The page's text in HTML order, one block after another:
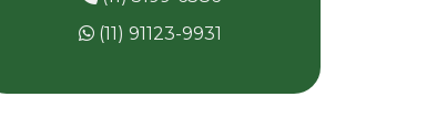
Uniformes operacionais sp
(11) 91123-9931